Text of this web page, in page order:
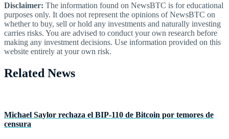
Disclaimer: The information found on NewsBTC is for educational
purposes only. It does not represent the opinions of NewsBTC on
whether to buy, sell or hold any investments and naturally investing
carries risks. You are advised to conduct your own research before
making any investment decisions. Use information provided on this
website entirely at your own risk.
Related News
Michael Saylor rechaza el BIP‑110 de Bitcoin por temores de
censura